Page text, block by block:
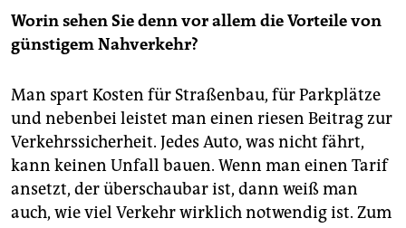
Worin sehen Sie denn vor allem die Vorteile von
günstigem Nahverkehr?
Man spart Kosten für Straßenbau, für Parkplätze
und nebenbei leistet man einen riesen Beitrag zur
Verkehrssicherheit. Jedes Auto, was nicht fährt,
kann keinen Unfall bauen. Wenn man einen Tarif
ansetzt, der überschaubar ist, dann weiß man
auch, wie viel Verkehr wirklich notwendig ist. Zum